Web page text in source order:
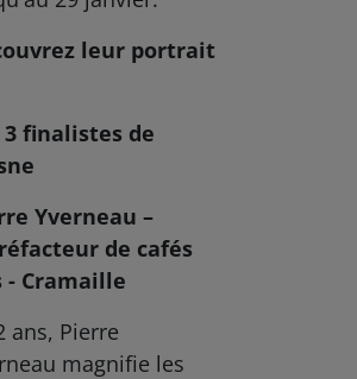
leur portrait
3 finalistes de
Yverneau –
de cafés
- Cramaille
ans, Pierre
magnifie les